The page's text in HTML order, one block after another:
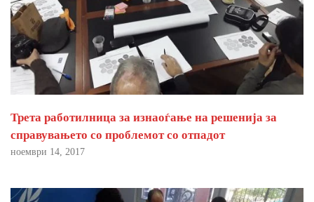
Трета работилница за изнаоѓање на решенија за
справувањето со проблемот со отпадот
ноември 14, 2017